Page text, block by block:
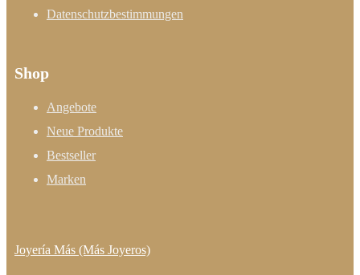
Datenschutzbestimmungen
Shop
Angebote
Neue Produkte
Bestseller
Marken
Joyería Más (Más Joyeros)